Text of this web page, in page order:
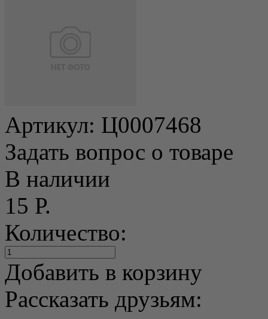
Артикул: Ц0007468
Задать вопрос о товаре
В наличии
15 Р.
Количество:
Добавить в корзину
Рассказать друзьям: